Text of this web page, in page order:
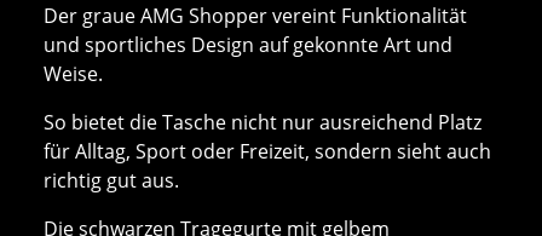
Der graue AMG Shopper vereint Funktionalität
und sportliches Design auf gekonnte Art und
Weise.
So bietet die Tasche nicht nur ausreichend Platz
für Alltag, Sport oder Freizeit, sondern sieht auch
richtig gut aus.
Die schwarzen Tragegurte mit gelbem